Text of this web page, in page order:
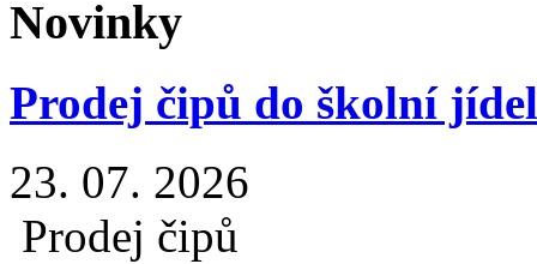
Novinky
Prodej čipů do školní
23. 07. 2026
Prodej čipů